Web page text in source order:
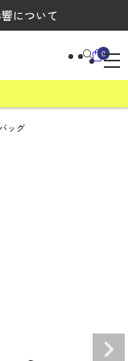
について
0
ッグ